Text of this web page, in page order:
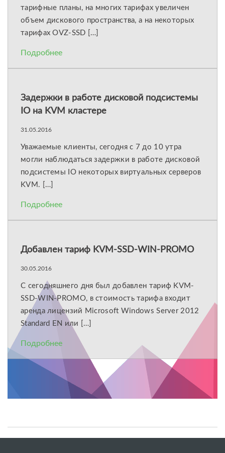
тарифные планы, на многих тарифах увеличен
объем дискового пространства, а на некоторых
тарифах OVZ-SSD […]
Подробнее
Задержки в работе дисковой подсистемы
IO на KVM кластере
31.05.2016
Уважаемые клиенты, сегодня с 7 до 10 утра
могли наблюдаться задержки в работе дисковой
подсистемы IO некоторых виртуальных серверов
KVM. […]
Подробнее
Добавлен тариф KVM-SSD-WIN-PROMO
30.05.2016
С сегодняшнего дня был добавлен тариф KVM-
SSD-WIN-PROMO, в стоимость тарифа входит
аренда лицензий Microsoft Windows Server 2012
Standard EN или […]
Подробнее